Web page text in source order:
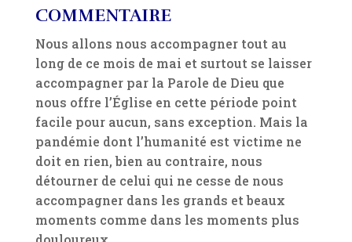
COMMENTAIRE
Nous allons nous accompagner tout au
long de ce mois de mai et surtout se laisser
accompagner par la Parole de Dieu que
nous offre l’Église en cette période point
facile pour aucun, sans exception. Mais la
pandémie dont l’humanité est victime ne
doit en rien, bien au contraire, nous
détourner de celui qui ne cesse de nous
accompagner dans les grands et beaux
moments comme dans les moments plus